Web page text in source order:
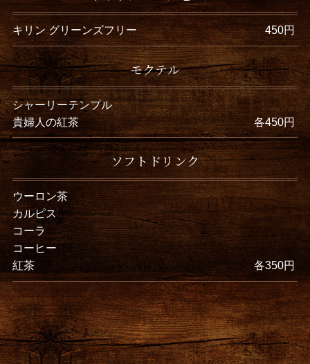
キリン グリーンズフリー 450円
モクテル
シャーリーテンプル
貴婦人の紅茶
各450円
ソフトドリンク
ウーロン茶
カルピス
コーラ
コーヒー
紅茶
各350円